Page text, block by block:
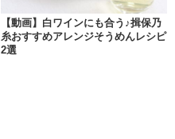
【動画】白ワインにも合う♪揖保乃
糸おすすめアレンジそうめんレシピ
2選